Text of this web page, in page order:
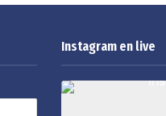
Instagram en live